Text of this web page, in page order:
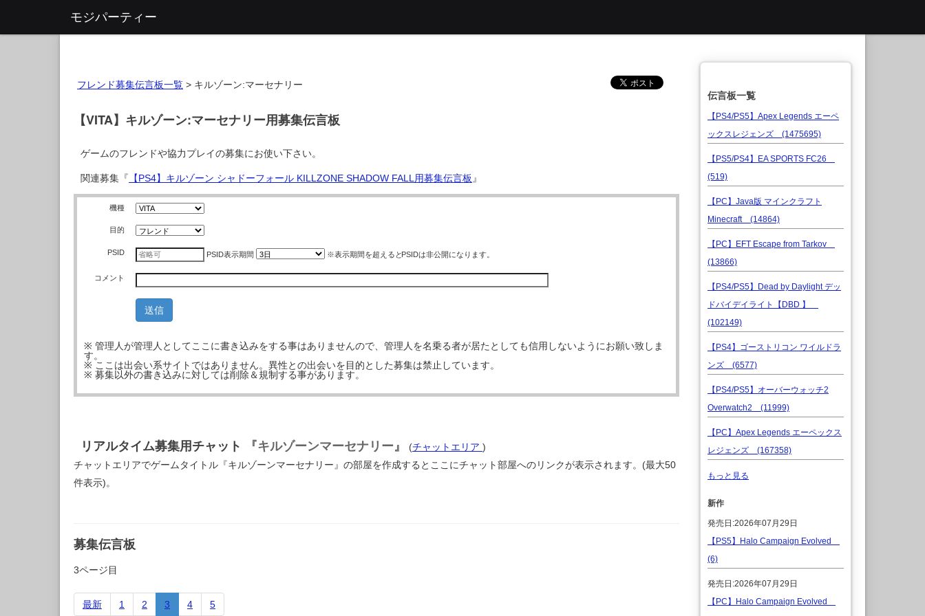
モジパーティー
フレンド募集伝言板一覧 > キルゾーン:マーセナリー
【VITA】キルゾーン:マーセナリー用募集伝言板
ゲームのフレンドや協力プレイの募集にお使い下さい。
関連募集『 【PS4】キルゾーン シャドーフォール KILLZONE SHADOW FALL用募集伝言板 』
機種
目的
PSID PSID表示期間 ※表示期間を超えるとPSIDは非公開になります。
コメント
※ 管理人が管理人としてここに書き込みをする事はありませんので、管理人を名乗る者が居たとしても信用しないようにお願い致しま
す。
※ ここは出会い系サイトではありません。異性との出会いを目的とした募集は禁止しています。
※ 募集以外の書き込みに対しては削除＆規制する事があります。
リアルタイム募集用チャット 『キルゾーンマーセナリー』 (チャットエリア )
チャットエリアでゲームタイトル『キルゾーンマーセナリー』の部屋を作成するとここにチャット部屋へのリンクが表示されます。(最大50
件表示)。
募集伝言板
3ページ目
最新 1 2 3 4 5
伝言板一覧
【PS4/PS5】Apex Legends エーペ
ックスレジェンズ (1475695)
【PS5/PS4】EA SPORTS FC26
(519)
【PC】Java版 マインクラフト
Minecraft (14864)
【PC】EFT Escape from Tarkov
(13866)
【PS4/PS5】Dead by Daylight デッ
ドバイデイライト【DBD 】
(102149)
【PS4】ゴーストリコン ワイルドラ
ンズ (6577)
【PS4/PS5】オーバーウォッチ2
Overwatch2 (11999)
【PC】Apex Legends エーペックス
レジェンズ (167358)
もっと見る
新作
発売日:2026年07月29日
【PS5】Halo Campaign Evolved
(6)
発売日:2026年07月29日
【PC】Halo Campaign Evolved